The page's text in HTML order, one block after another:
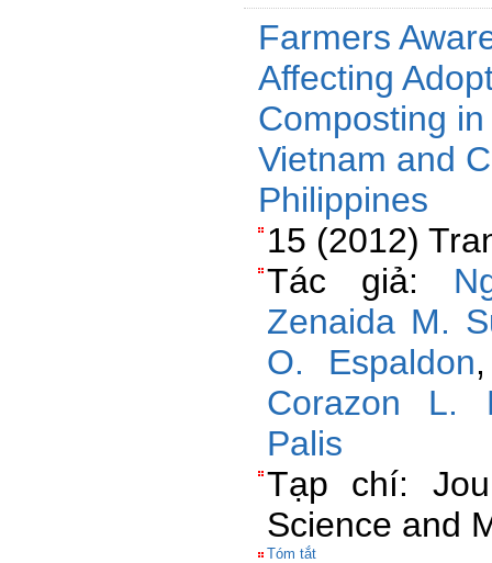
Farmers
Affecting
Composting
Vietnam and
Philippines
15 (2012)
Tác giả:
Zenaida M.
O. Espaldon
Corazon L.
Palis
Tạp chí:
Science and
Tóm tắt